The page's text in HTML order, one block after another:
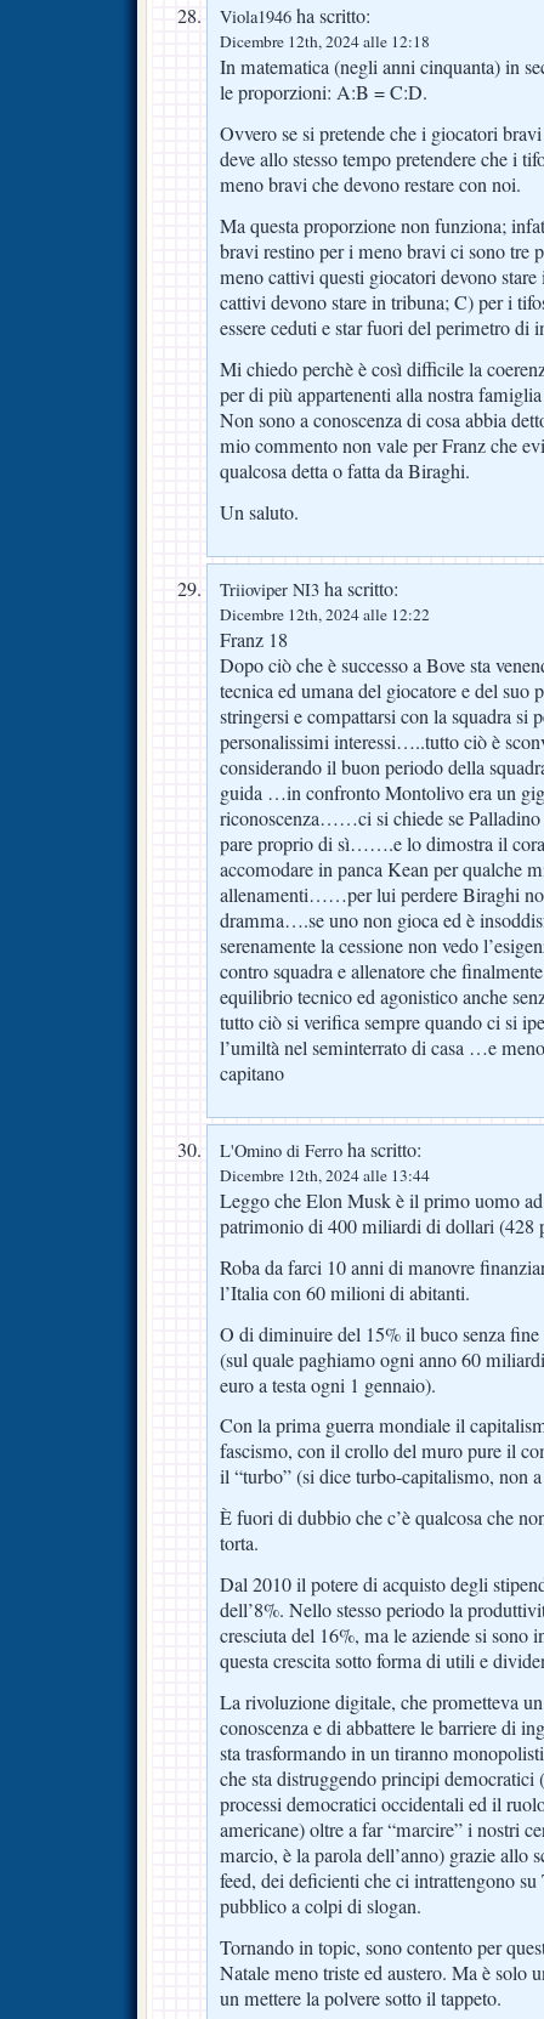
Viola1946 ha scritto:
Dicembre 12th, 2024 alle 12:18
In matematica (negli anni cinquanta) in
le proporzioni: A:B = C:D.
Ovvero se si pretende che i giocatori
deve allo stesso tempo pretendere che i
meno bravi che devono restare con noi.
Ma questa proporzione non funziona;
bravi restino per i meno bravi ci sono tre
meno cattivi questi giocatori devono
cattivi devono stare in tribuna; C) per i
essere ceduti e star fuori del perimetro di
Mi chiedo perchè è così difficile la
per di più appartenenti alla nostra
Non sono a conoscenza di cosa abbia
mio commento non vale per Franz che
qualcosa detta o fatta da Biraghi.
Un saluto.
Triioviper NI3 ha scritto:
Dicembre 12th, 2024 alle 12:22
Franz 18
Dopo ciò che è successo a Bove sta
tecnica ed umana del giocatore e del
stringersi e compattarsi con la squadra si
personalissimi interessi…..tutto ciò è
considerando il buon periodo della
guida …in confronto Montolivo era un
riconoscenza……ci si chiede se
pare proprio di sì…….e lo dimostra il
accomodare in panca Kean per qualche
allenamenti……per lui perdere Biraghi
dramma….se uno non gioca ed è
serenamente la cessione non vedo
contro squadra e allenatore che
equilibrio tecnico ed agonistico anche
tutto ciò si verifica sempre quando ci si
l’umiltà nel seminterrato di casa …e
capitano
L'Omino di Ferro ha scritto:
Dicembre 12th, 2024 alle 13:44
Leggo che Elon Musk è il primo uomo
patrimonio di 400 miliardi di dollari (428
Roba da farci 10 anni di manovre
l’Italia con 60 milioni di abitanti.
O di diminuire del 15% il buco senza
(sul quale paghiamo ogni anno 60
euro a testa ogni 1 gennaio).
Con la prima guerra mondiale il
fascismo, con il crollo del muro pure il
il “turbo” (si dice turbo-capitalismo, non
È fuori di dubbio che c’è qualcosa che
torta.
Dal 2010 il potere di acquisto degli
dell’8%. Nello stesso periodo la
cresciuta del 16%, ma le aziende si sono
questa crescita sotto forma di utili e
La rivoluzione digitale, che prometteva
conoscenza e di abbattere le barriere di
sta trasformando in un tiranno
che sta distruggendo principi democratici
processi democratici occidentali ed il
americane) oltre a far “marcire” i nostri
marcio, è la parola dell’anno) grazie allo
feed, dei deficienti che ci intrattengono
pubblico a colpi di slogan.
Tornando in topic, sono contento per
Natale meno triste ed austero. Ma è solo
un mettere la polvere sotto il tappeto.